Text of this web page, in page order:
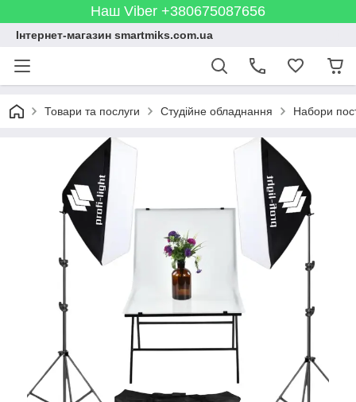
Наш Viber +380675087656
Інтернет-магазин smartmiks.com.ua
Товари та послуги Студійне обладнання Набори